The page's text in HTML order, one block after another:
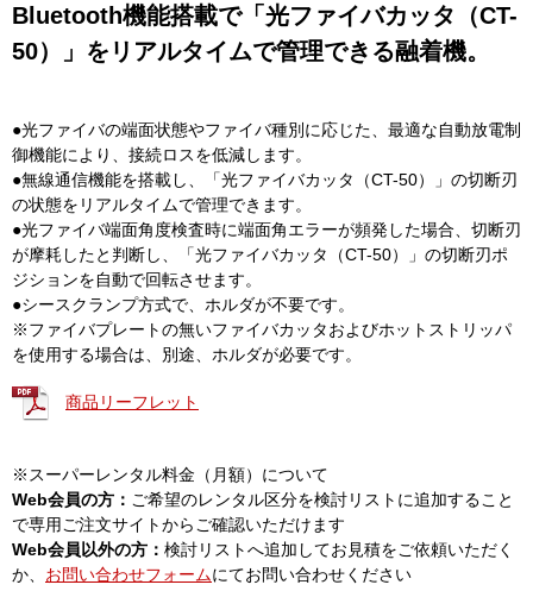
Bluetooth機能搭載で「光ファイバカッタ（CT-
50）」をリアルタイムで管理できる融着機。
●光ファイバの端面状態やファイバ種別に応じた、最適な自動放電制
御機能により、接続ロスを低減します。
●無線通信機能を搭載し、「光ファイバカッタ（CT-50）」の切断刃
の状態をリアルタイムで管理できます。
●光ファイバ端面角度検査時に端面角エラーが頻発した場合、切断刃
が摩耗したと判断し、「光ファイバカッタ（CT-50）」の切断刃ポ
ジションを自動で回転させます。
●シースクランプ方式で、ホルダが不要です。
※ファイバプレートの無いファイバカッタおよびホットストリッパ
を使用する場合は、別途、ホルダが必要です。
商品リーフレット
※スーパーレンタル料金（月額）について
Web会員の方： ご希望のレンタル区分を検討リストに追加すること
で専用ご注文サイトからご確認いただけます
Web会員以外の方： 検討リストへ追加してお見積をご依頼いただく
か、 お問い合わせフォームにてお問い合わせください